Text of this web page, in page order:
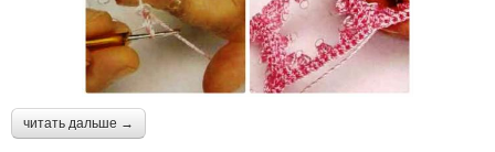
читать дальше →